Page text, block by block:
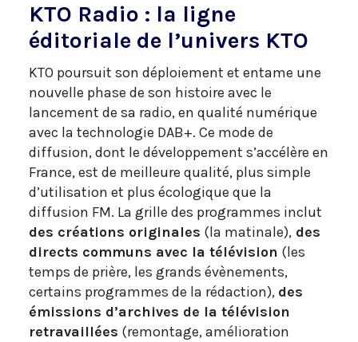
KTO Radio : la ligne
éditoriale de l’univers KTO
KTO poursuit son déploiement et entame une
nouvelle phase de son histoire avec le
lancement de sa radio, en qualité numérique
avec la technologie DAB+. Ce mode de
diffusion, dont le développement s’accélère en
France, est de meilleure qualité, plus simple
d’utilisation et plus écologique que la
diffusion FM. La grille des programmes inclut
des créations originales (la matinale), des
directs communs avec la télévision (les
temps de prière, les grands évènements,
certains programmes de la rédaction), des
émissions d’archives de la télévision
retravaillées (remontage, amélioration